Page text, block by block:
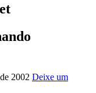
2002 Deixe um